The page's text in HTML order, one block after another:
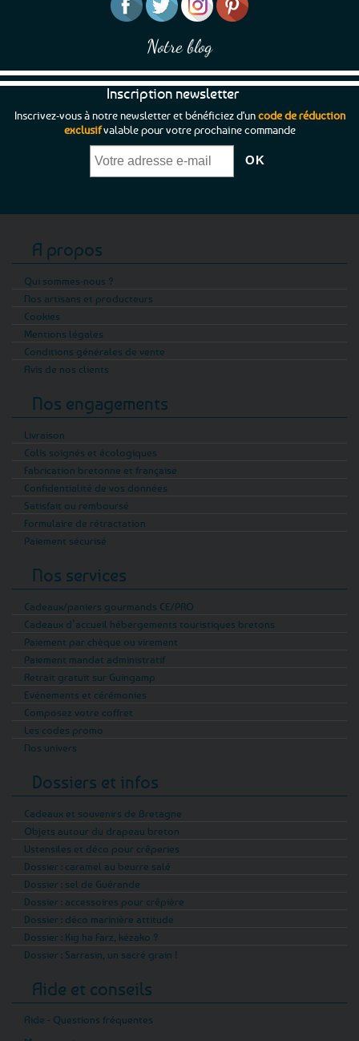
Notre blog
Inscription newsletter
Inscrivez-vous à notre newsletter et bénéficiez d'uncode de réduction
exclusifvalable pour votre prochaine commande
A propos
Qui sommes-nous ?
Nos artisans et producteurs
Cookies
Mentions légales
Conditions générales de vente
Avis de nos clients
Nos engagements
Livraison
Colis soignés et écologiques
Fabrication bretonne et française
Confidentialité de vos données
Satisfait ou remboursé
Formulaire de rétractation
Paiement sécurisé
Nos services
Cadeaux/paniers gourmands CE/PRO
Cadeaux d’accueil hébergements touristiques bretons
Paiement par chèque ou virement
Paiement mandat administratif
Retrait gratuit sur Guingamp
Evénements et cérémonies
Composez votre coffret
Les codes promo
Nos univers
Dossiers et infos
Cadeaux et souvenirs de Bretagne
Objets autour du drapeau breton
Ustensiles et déco pour crêperies
Dossier : caramel au beurre salé
Dossier : sel de Guérande
Dossier : accessoires pour crêpière
Dossier : déco marinière attitude
Dossier : Kig ha Farz, kézako ?
Dossier : Sarrasin, un sacré grain !
Aide et conseils
Aide - Questions fréquentes